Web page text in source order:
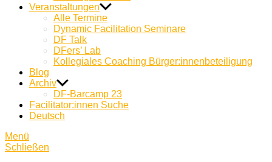
Veranstaltungen
Alle Termine
Dynamic Facilitation Seminare
DF Talk
DFers’ Lab
Kollegiales Coaching Bürger:innenbeteiligung
Blog
Archiv
DF-Barcamp 23
Facilitator:innen Suche
Deutsch
Menü
Schließen